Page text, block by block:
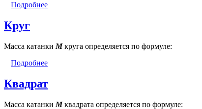
Подробнее
Круг
Масса катанки М круга определяется по формуле:
Подробнее
Квадрат
Масса катанки Мквадрата определяется по формуле: